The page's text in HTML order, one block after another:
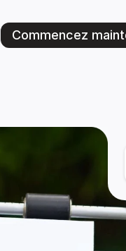
Commencez